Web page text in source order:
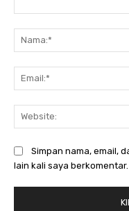
Simpan nama, email,
lain kali saya berkomentar.